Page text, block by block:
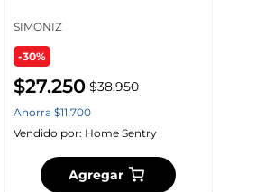
SIMONIZ
-30%
$27.250 $38.950
Ahorra$11.700
Vendido por: Home Sentry
Agregar